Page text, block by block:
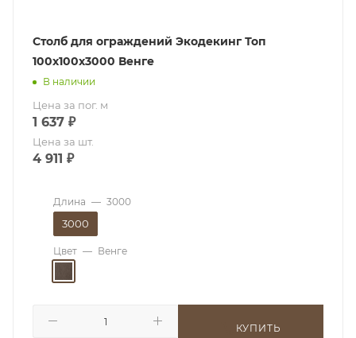
Столб для ограждений Экодекинг Топ
100x100х3000 Венге
В наличии
Цена за пог. м
1 637 ₽
Цена за шт.
4 911 ₽
Длина — 3000
3000
Цвет — Венге
КУПИТЬ